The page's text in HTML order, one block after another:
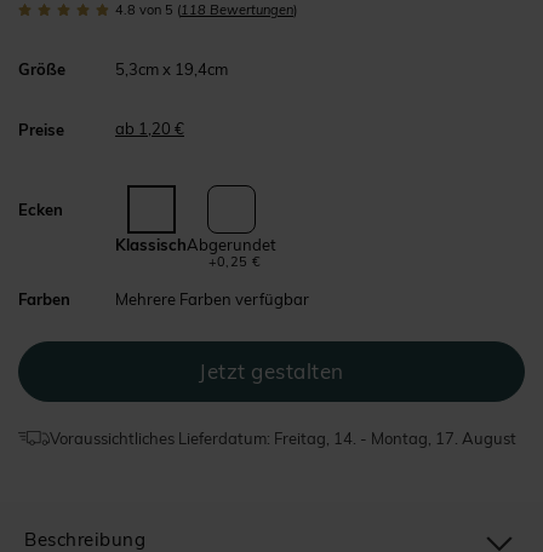
4.8 von 5 (118 Bewertungen)
Größe 5,3cm x 19,4cm
Preise ab 1,20 €
Ecken
KlassischAbgerundet
+0,25 €
Farben Mehrere Farben verfügbar
Voraussichtliches Lieferdatum: Freitag, 14. - Montag, 17. August
Beschreibung